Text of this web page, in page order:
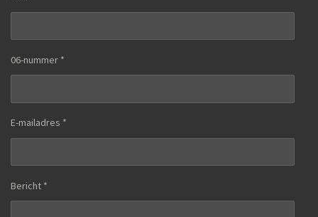
06-nummer *
E-mailadres *
Bericht *